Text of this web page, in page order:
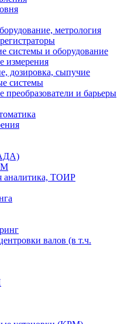
метрология
системы и оборудование
измерения
дозировка, сыпучие
системы
и барьеры
аналитика, ТОИР
валов (в т.ч.